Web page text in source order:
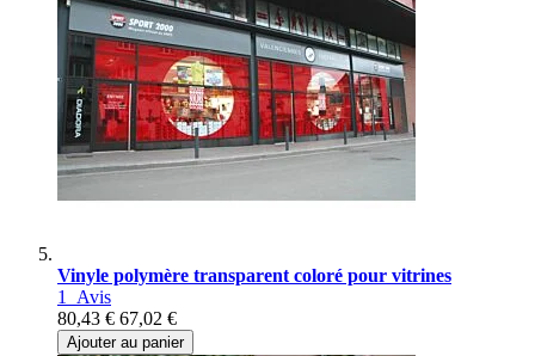
Vinyle polymère transparent coloré pour vitrines
1 Avis
80,43 € 67,02 €
Ajouter au panier